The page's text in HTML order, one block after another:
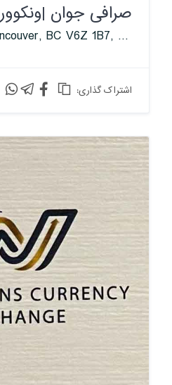
صرافی جوان |ونکوور
819 Davie St, Vancouver, BC V6Z 1B7, Canada
:اشتراک گذاری